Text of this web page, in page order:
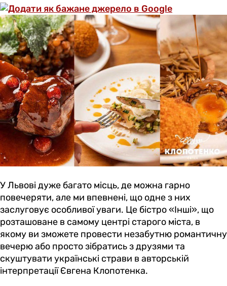
У Львові дуже багато місць, де можна гарно
повечеряти, але ми впевнені, що одне з них
заслуговує особливої уваги. Це бістро «Інші», що
розташоване в самому центрі старого міста, в
якому ви зможете провести незабутню романтичну
вечерю або просто зібратись з друзями та
скуштувати українські страви в авторській
інтерпретації Євгена Клопотенка.